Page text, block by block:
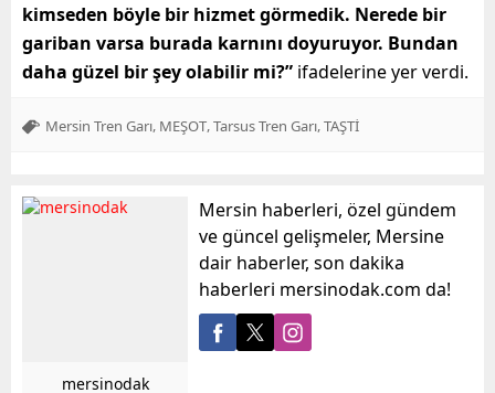
kimseden böyle bir hizmet görmedik. Nerede bir
gariban varsa burada karnını doyuruyor. Bundan
daha güzel bir şey olabilir mi?” ifadelerine yer verdi.
Mersin Tren Garı MEŞOT Tarsus Tren Garı TAŞTİ
mersinodak
Mersin haberleri, özel gündem
ve güncel gelişmeler, Mersine
dair haberler, son dakika
haberleri mersinodak.com da!